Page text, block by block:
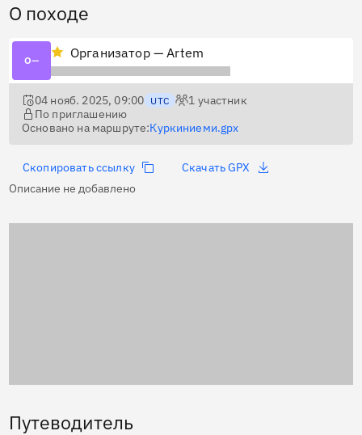
О походе
О— Организатор — Artem
04 нояб. 2025, 09:00 UTC 1 участник
По приглашению
Основано на маршруте:Куркиниеми.gpx
Скопировать ссылку
Скачать GPX
Описание не добавлено
Путеводитель